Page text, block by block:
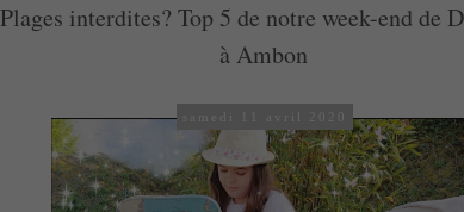
Plages interdites? Top 5 de notre week-end de
à Ambon
samedi 11 avril 2020